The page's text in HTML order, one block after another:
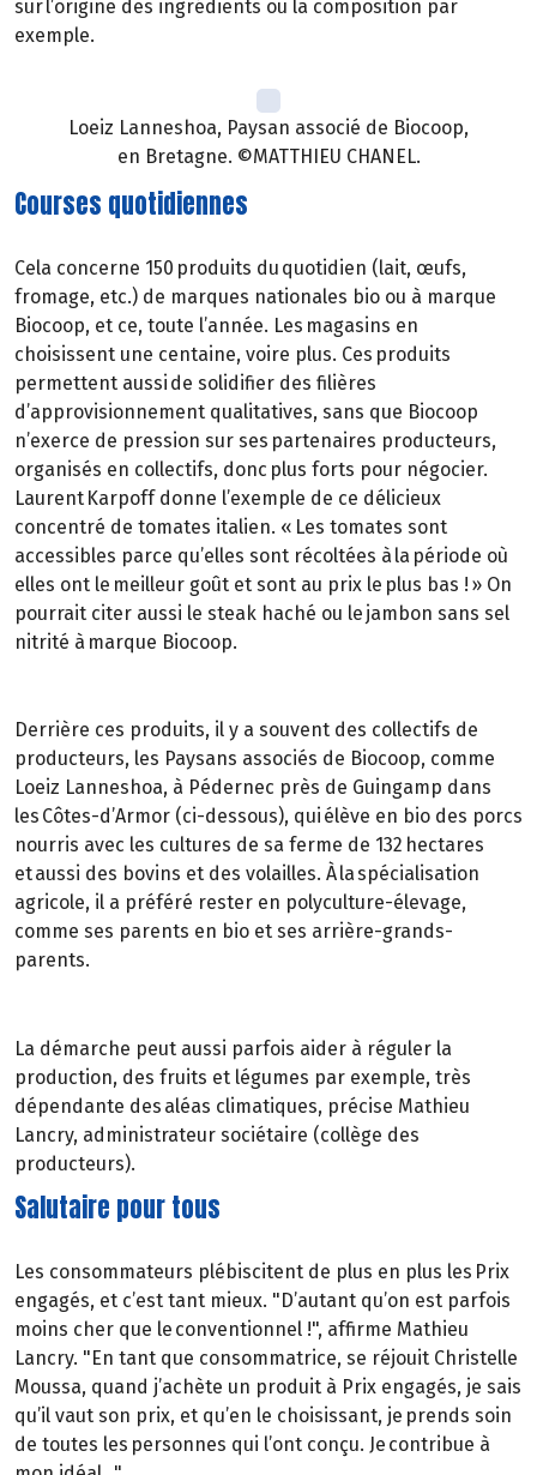
sur l’origine des ingrédients ou la composition par
exemple.
Loeiz Lanneshoa, Paysan associé de Biocoop,
en Bretagne. ©MATTHIEU CHANEL.
Courses quotidiennes
Cela concerne 150 produits du quotidien (lait, œufs,
fromage, etc.) de marques nationales bio ou à marque
Biocoop, et ce, toute l’année. Les magasins en
choisissent une centaine, voire plus. Ces produits
permettent aussi de solidifier des filières
d’approvisionnement qualitatives, sans que Biocoop
n’exerce de pression sur ses partenaires producteurs,
organisés en collectifs, donc plus forts pour négocier.
Laurent Karpoff donne l’exemple de ce délicieux
concentré de tomates italien. « Les tomates sont
accessibles parce qu’elles sont récoltées à la période où
elles ont le meilleur goût et sont au prix le plus bas ! » On
pourrait citer aussi le steak haché ou le jambon sans sel
nitrité à marque Biocoop.
Derrière ces produits, il y a souvent des collectifs de
producteurs, les Paysans associés de Biocoop, comme
Loeiz Lanneshoa, à Pédernec près de Guingamp dans
les Côtes-d’Armor (ci-dessous), qui élève en bio des porcs
nourris avec les cultures de sa ferme de 132 hectares
et aussi des bovins et des volailles. À la spécialisation
agricole, il a préféré rester en polyculture-élevage,
comme ses parents en bio et ses arrière-grands-
parents.
La démarche peut aussi parfois aider à réguler la
production, des fruits et légumes par exemple, très
dépendante des aléas climatiques, précise Mathieu
Lancry, administrateur sociétaire (collège des
producteurs).
Salutaire pour tous
Les consommateurs plébiscitent de plus en plus les Prix
engagés, et c’est tant mieux. "D’autant qu’on est parfois
moins cher que le conventionnel !", affirme Mathieu
Lancry. "En tant que consommatrice, se réjouit Christelle
Moussa, quand j’achète un produit à Prix engagés, je sais
qu’il vaut son prix, et qu’en le choisissant, je prends soin
de toutes les personnes qui l’ont conçu. Je contribue à